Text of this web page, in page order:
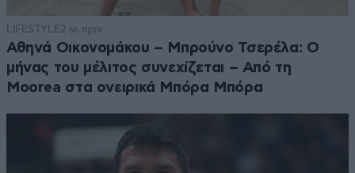
LIFESTYLE 2 ω. πριν
Αθηνά Οικονομάκου – Μπρούνο Τσερέλα: Ο
μήνας του μέλιτος συνεχίζεται – Από τη
Moorea στα ονειρικά Μπόρα Μπόρα